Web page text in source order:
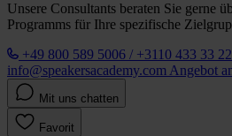
Unsere Consultants beraten Sie gerne
Programms für Ihre spezifische
+49 800 589 5006 / +3110 433 33 22
info@speakersacademy.com Angebot
Mit uns chatten
Favorit